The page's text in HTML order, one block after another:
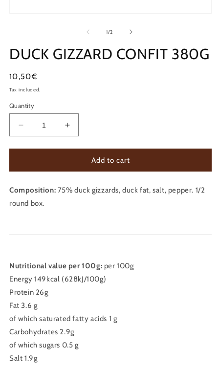
1/of
2
DUCK GIZZARD CONFIT 380G
Regular
price
10,50€
Tax included.
Quantity
Decrease
quantity
for
GIZZARD
380G
Increase
quantity
for
GIZZARD
380G
Add to cart
Composition: 75% duck gizzards, duck fat, salt, pepper. 1/2
round box.
Nutritional value per 100g: per 100g
Energy 149kcal (628kJ/100g)
Protein 26g
Fat 3.6 g
of which saturated fatty acids 1 g
Carbohydrates 2.9g
of which sugars 0.5 g
Salt 1.9g